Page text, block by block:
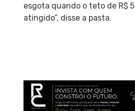
esgota quando o teto de R$
atingido”, disse a pasta.